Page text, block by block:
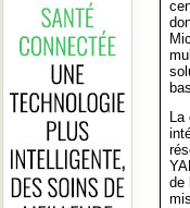
La
de